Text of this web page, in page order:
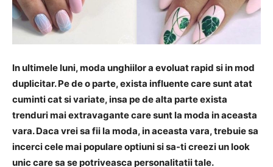
In ultimele luni, moda unghiilor a evoluat rapid si in mod
duplicitar. Pe de o parte, exista influente care sunt atat
cuminti cat si variate, insa pe de alta parte exista
trenduri mai extravagante care sunt la moda in aceasta
vara. Daca vrei sa fii la moda, in aceasta vara, trebuie sa
incerci cele mai populare optiuni si sa-ti creezi un look
unic care sa se potriveasca personalitatii tale.